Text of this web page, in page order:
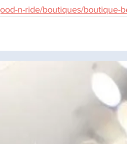
n-ride/boutiques/boutique-